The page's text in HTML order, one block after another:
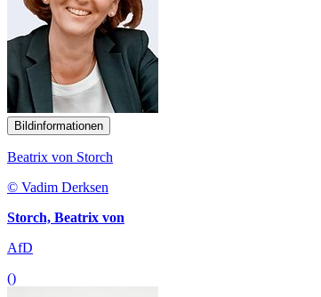
Bildinformationen
Beatrix von Storch
© Vadim Derksen
Storch, Beatrix von
AfD
()